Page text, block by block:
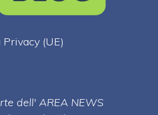
(UE)
dell' AREA NEWS